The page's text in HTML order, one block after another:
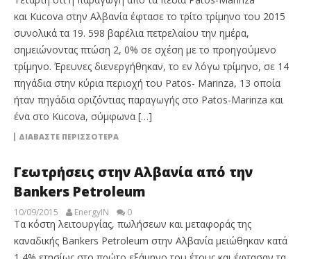
και Kucova στην Αλβανία έφτασε το τρίτο τρίμηνο του 2015
συνολικά τα 19. 598 βαρέλια πετρελαίου την ημέρα,
σημειώνοντας πτώση 2, 0% σε σχέση με το προηγούμενο
τρίμηνο. Έρευνες διενεργήθηκαν, το εν λόγω τρίμηνο, σε 14
πηγάδια στην κύρια περιοχή του Patos- Marinza, 13 οποία
ήταν πηγάδια οριζόντιας παραγωγής στο Patos-Marinza και
ένα στο Kucova, σύμφωνα […]
ΔΙΑΒΆΣΤΕ ΠΕΡΙΣΣΌΤΕΡΑ
Γεωτρήσεις στην Αλβανία από την
Bankers Petroleum
10/09/2015 EnergyIN 0
Τα κόστη λειτουργίας, πωλήσεων και μεταφοράς της
καναδικής Bankers Petroleum στην Αλβανία μειώθηκαν κατά